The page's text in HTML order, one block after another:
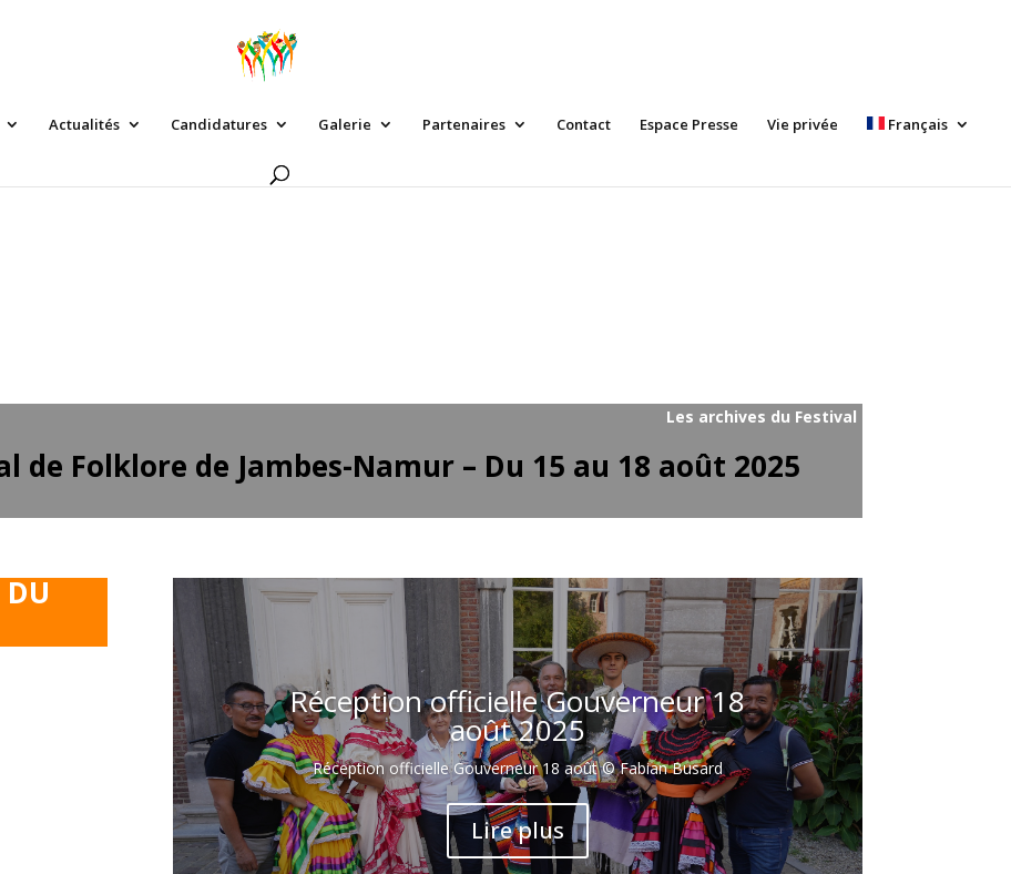
Actualités Candidatures Galerie Partenaires Contact Espace Presse Vie privée Français
Les archives du Festival
de Folklore de Jambes-Namur – Du 15 au 18 août 2025
DU
Réception officielle Gouverneur 18
août 2025
Réception officielle Gouverneur 18 août © Fabian Busard
Lire plus